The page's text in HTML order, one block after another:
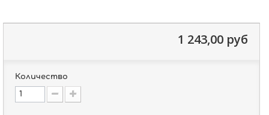
1 243,00 руб
Количество